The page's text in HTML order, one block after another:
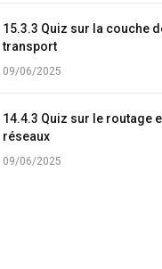
15.3.3 Quiz sur la couche
transport
09/06/2025
14.4.3 Quiz sur le routage
réseaux
09/06/2025